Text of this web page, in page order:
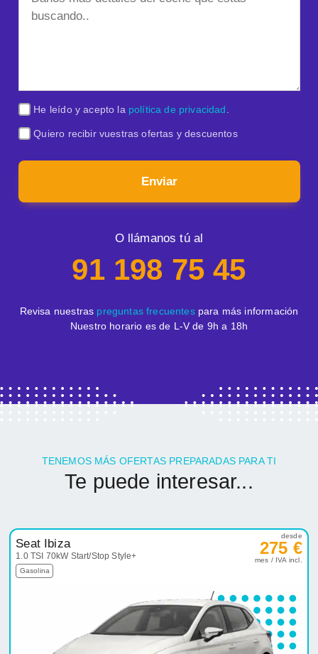
He leído y acepto la política de privacidad.
Quiero recibir vuestras ofertas y descuentos
Enviar
O llámanos tú al
91 198 75 45
Revisa nuestras preguntas frecuentespara más información
Nuestro horario es de L-V de 9h a 18h
TENEMOS MÁS OFERTAS PREPARADAS PARA TI
Te puede interesar...
Seat Ibiza
1.0 TSI 70kW Start/Stop Style+
Gasolina
desde
275 €
mes / IVA incl.